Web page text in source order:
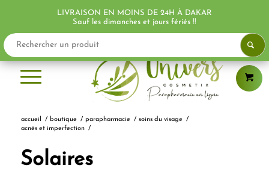
accueil / boutique / parapharmacie / soins du visage
/
acnés et imperfection /
Solaires
LIVRAISON EN MOINS DE 24H À DAKAR
Sauf les dimanches et jours fériés !!